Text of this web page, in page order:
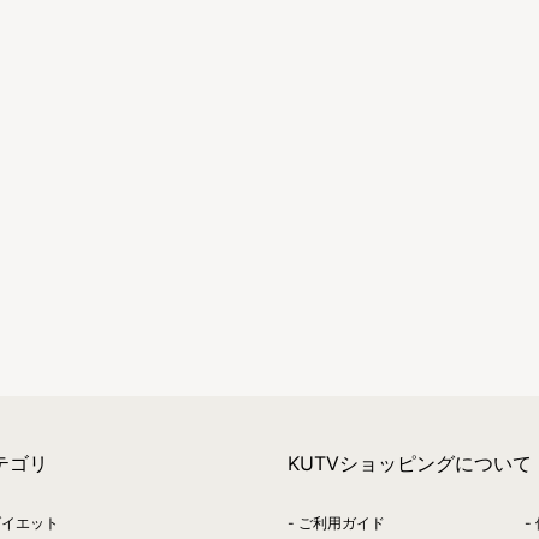
ゴリ
エット
KUTVショッピングについて
ご利用ガイド